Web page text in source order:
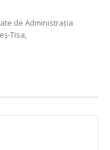
de Administrația
Tisa,